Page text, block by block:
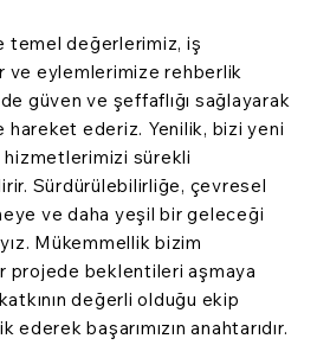
temel değerlerimiz, iş
ve eylemlerimize rehberlik
güven ve şeffaflığı sağlayarak
ederiz. Yenilik, bizi yeni
sürekli
Sürdürülebilirliğe, çevresel
ve daha yeşil bir geleceği
Mükemmellik bizim
projede beklentileri aşmaya
değerli olduğu ekip
ederek başarımızın anahtarıdır.